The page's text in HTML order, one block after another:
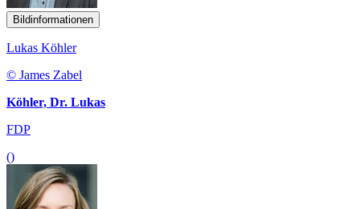
Bildinformationen
Lukas Köhler
© James Zabel
Köhler, Dr. Lukas
FDP
()